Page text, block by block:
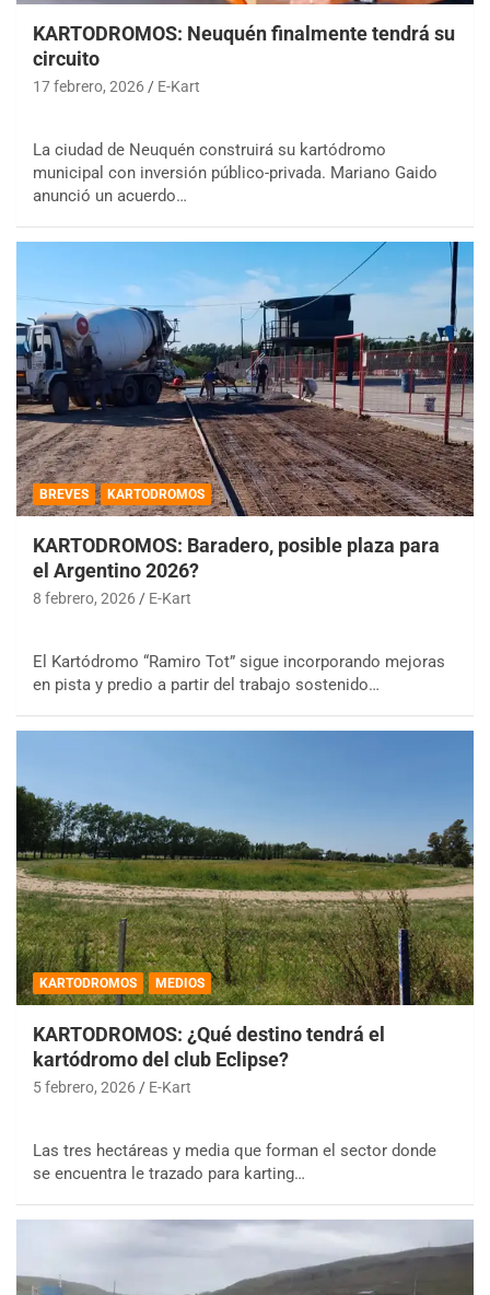
KARTODROMOS: Neuquén finalmente tendrá su
circuito
17 febrero, 2026 E-Kart
La ciudad de Neuquén construirá su kartódromo
municipal con inversión público-privada. Mariano Gaido
anunció un acuerdo…
BREVES KARTODROMOS
KARTODROMOS: Baradero, posible plaza para
el Argentino 2026?
8 febrero, 2026 E-Kart
El Kartódromo “Ramiro Tot” sigue incorporando mejoras
en pista y predio a partir del trabajo sostenido…
KARTODROMOS MEDIOS
KARTODROMOS: ¿Qué destino tendrá el
kartódromo del club Eclipse?
5 febrero, 2026 E-Kart
Las tres hectáreas y media que forman el sector donde
se encuentra le trazado para karting…